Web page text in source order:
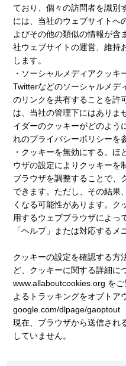
ており、個々の訪問者を識別
には、当社のウェブサイトへ
よびその他の類似の情報が含
社ウェブサイトの運営、維持
します。
・ソーシャルメディアクッ
Twitterなどのソーシャルメデ
のリンクを共有することを許
は、当社の管理下にはありま
イダーのクッキーがどのよう
れのプライバシーポリシーを
・クッキーを無効にする。ほ
ウザの設定によりクッキーを
ブラウザを調整することで、
できます。ただし、その結果
くなる可能性があります。ク
用するウェブブラウザによっ
「ヘルプ」または対応するメ
クッキーの設定を確認する方
ど、クッキーに関する詳細に
www.allaboutcookies.org を
よるトラッキングをオプトア
google.com/dlpage/gaoptout
現在、ブラウザから送信され
していません。